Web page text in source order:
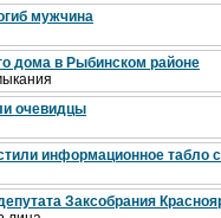
мужчина
дома в Рыбинском районе
очевидцы
информационное табло
Заксобрания